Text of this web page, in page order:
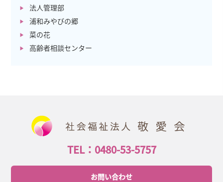
法人管理部
浦和みやびの郷
菜の花
高齢者相談センター
TEL：0480-53-5757
お問い合わせ